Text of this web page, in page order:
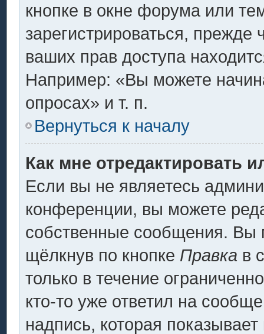
кнопке в окне форума или
зарегистрироваться,
ваших прав доступа
Например: «Вы можете
опросах» и т. п.
Вернуться к началу
Как мне отредактировать
Если вы не являетесь
конференции, вы можете
собственные сообщения. Вы
щёлкнув по кнопке Правка в
только в течение
кто-то уже ответил на
надпись, которая